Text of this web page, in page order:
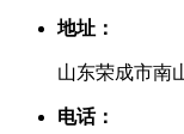
地址：
山东荣成市南
电话：